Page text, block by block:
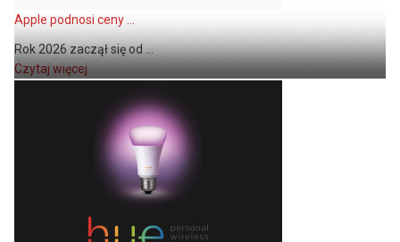
Apple podnosi ceny ...
Rok 2026 zaczął się od ...
Czytaj więcej